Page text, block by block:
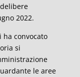
2022.
ha convocato
si
le aree